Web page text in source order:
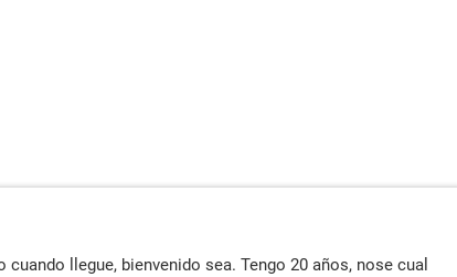
cuando llegue, bienvenido sea. Tengo 20 años, nose cual